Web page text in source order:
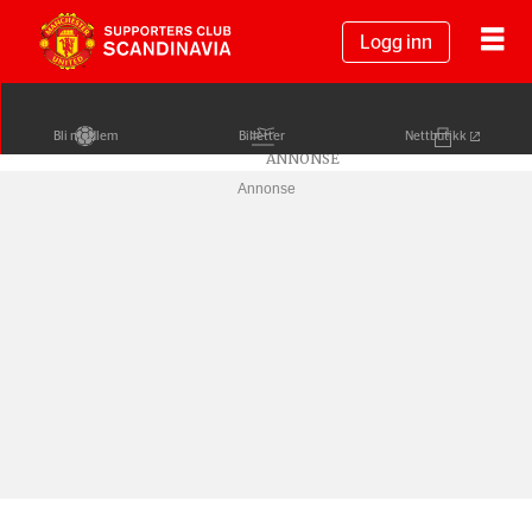
Logg inn
Bli medlem Billetter Nettbutikk
Annonse